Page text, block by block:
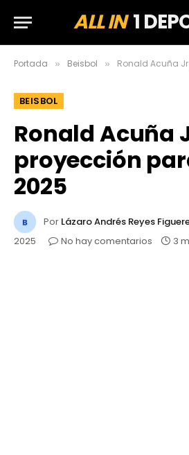
ALL IN1
Portada » Beisbol » Ronald Acuña Jr y
BEISBOL
Ronald Acuña
proyección
2025
Por Lázaro Andrés Reyes
2025
No hay comentarios 3